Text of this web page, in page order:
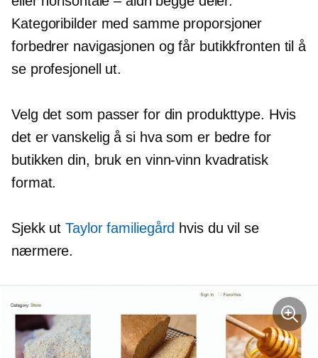
Kategoribilder med samme proporsjoner
forbedrer navigasjonen og får butikkfronten til å
se profesjonell ut.
Velg det som passer for din produkttype. Hvis
det er vanskelig å si hva som er bedre for
butikken din, bruk en vinn-vinn kvadratisk
format.
Sjekk utTaylor familiegård hvis du vil se
nærmere.